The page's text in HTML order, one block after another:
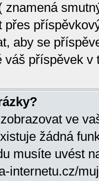
znamená
přes
aby se
váš příspěvek v
ve
žádná
musíte uvést
internetu.cz/